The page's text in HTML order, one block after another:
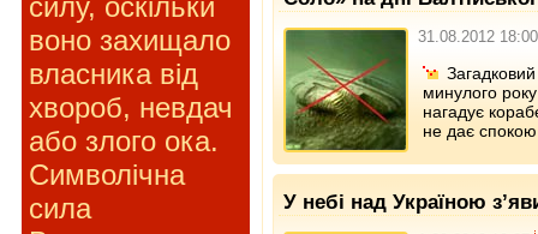
силу, оскільки
воно захищало
власника від
хвороб, невдач
або злого ока.
Символічна
сила
31.08.2012 18:00
минулого року
нагадує
не дає
У небі над Україною